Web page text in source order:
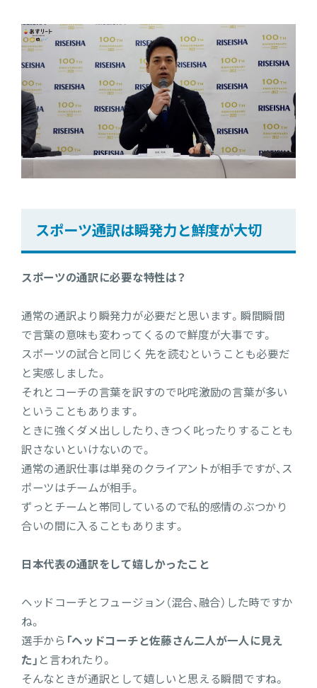
スポーツ通訳は瞬発力と鮮度が大切
スポーツの通訳に必要な特性は？
通常の通訳より瞬発力が必要だと思います。瞬間瞬間
で言葉の意味も変わってくるので鮮度が大事です。
スポーツの試合と同じく 先を読むということも必要だ
と実感しました。
それとコーチの言葉を訳すので叱咤激励の言葉が多い
ということもあります。
ときに強くダメ出ししたり、きつく叱ったりすることも
訳さないといけないので。
通常の通訳仕事は単発のクライアントが相手ですが、ス
ポーツはチームが相手。
ずっとチームと帯同しているので私的感情のぶつかり
合いの間に入ることもあります。
日本代表の通訳をして嬉しかったこと
ヘッドコーチとフュージョン（混合、融合）した時ですか
ね。
選手から 「ヘッドコーチと佐藤さん二人が一人に見え
た」 と言われたり。
そんなときが通訳として嬉しいと思える瞬間ですね。